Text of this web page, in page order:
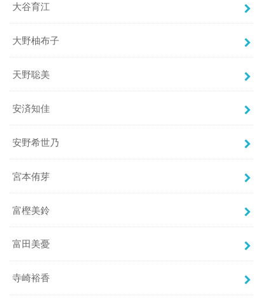
大谷育江
大野柚布子
天野聡美
安済知佳
安野希世乃
宮本侑芽
富樫美鈴
富田美憂
寺崎裕香